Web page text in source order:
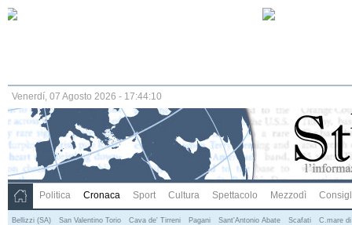
Venerdí, 07 Agosto 2026 - 17:44:10
Politica Cronaca Sport Cultura Spettacolo Mezzodì
Bellizzi (SA) San Valentino Torio Cava de' Tirreni Pagani Sant'Antonio Abate Scafati C.mare